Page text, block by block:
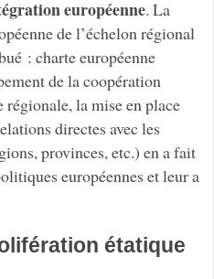
européenne. La
de l’échelon régional
: charte européenne
de la coopération
la mise en place
directes avec les
provinces, etc.) en a fait
européennes et leur a
étatique